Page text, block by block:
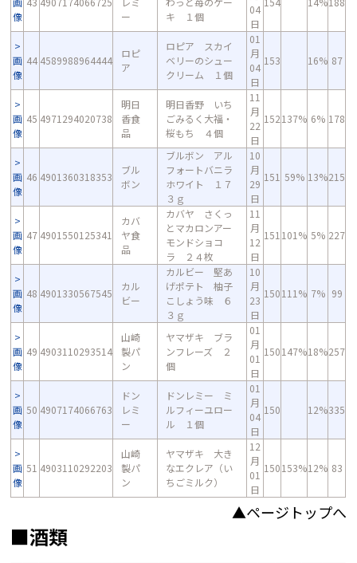
像
ー
キ １個
04
日
画
像
44 4589988964444
ロピ
ア
ロピア スカイ
ベリーのシュー
クリーム １個
01
月
04
日
153 16% 87
画
像
45 4971294020738
明日
香食
品
明日香野 いち
ごみるく大福・
桜もち ４個
11
月
22
日
152137% 6% 178
画
像
46 4901360318353
ブル
ボン
ブルボン アル
フォートバニラ
ホワイト １７
３ｇ
10
月
29
日
151 59% 13%215
画
像
47 4901550125341
カバ
ヤ食
品
カバヤ さくっ
とマカロンアー
モンドショコ
ラ ２４枚
11
月
12
日
151 101% 5% 227
画
像
48 4901330567545
カル
ビー
カルビー 堅あ
げポテト 柚子
こしょう味 ６
３ｇ
10
月
23
日
150111% 7% 99
画
像
49 4903110293514
山崎
製パ
ン
ヤマザキ ブラ
ンフレーズ ２
個
01
月
01
日
150147%18%257
画
像
50 4907174066763
ドン
レミ
ー
ドンレミー ミ
ルフィーユロー
ル １個
01
月
04
日
150 12%335
画
像
51 4903110292203
山崎
製パ
ン
ヤマザキ 大き
なエクレア（い
ちごミルク）
12
月
01
日
150153%12% 83
▲ページトップへ
■酒類